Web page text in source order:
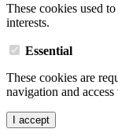
These cookies used
interests.
Essential
These cookies are
navigation and
I accept